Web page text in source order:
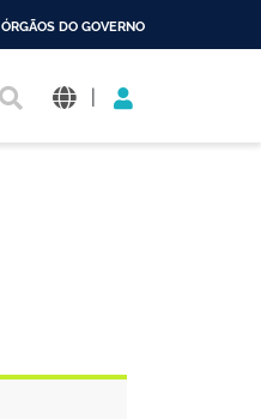
ÓRGÃOS DO GOVERNO
|